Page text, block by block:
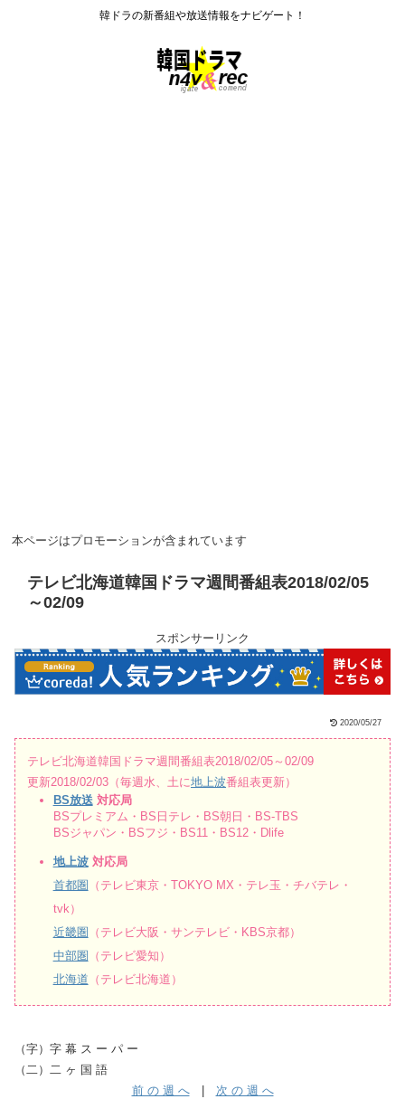
韓ドラの新番組や放送情報をナビゲート！
本ページはプロモーションが含まれています
テレビ北海道韓国ドラマ週間番組表2018/02/05
～02/09
スポンサーリンク
2020/05/27
テレビ北海道韓国ドラマ週間番組表2018/02/05～02/09
更新2018/02/03（毎週水、土に地上波番組表更新）
BS放送 対応局
BSプレミアム・BS日テレ・BS朝日・BS-TBS
BSジャパン・BSフジ・BS11・BS12・Dlife
地上波対応局
首都圏 （テレビ東京・TOKYO MX・テレ玉・チバテレ・
tvk）
近畿圏 （テレビ大阪・サンテレビ・KBS京都）
中部圏 （テレビ愛知）
北海道 （テレビ北海道）
（字）字 幕 ス ー パ ー
（二）二 ヶ 国 語
前 の 週 へ| 次 の 週 へ